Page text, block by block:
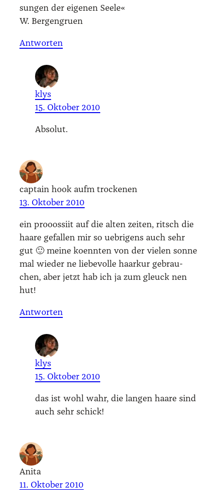
sun­gen der eige­nen See­le«
W. Ber­gen­gruen
Antworten
klys
15. Oktober 2010
Abso­lut.
captain hook aufm trockenen
13. Oktober 2010
ein prooos­si­it auf die alten zei­ten, rit­sch die
haa­re gefal­len mir so ueb­ri­gens auch sehr
gut 🙂 mei­ne koenn­ten von der vie­len son­ne
mal wie­der ne lie­be­vol­le haar­kur gebrau­
chen, aber jetzt hab ich ja zum gleuck nen
hut!
Antworten
klys
15. Oktober 2010
das ist wohl wahr, die lan­gen haa­re sind
auch sehr schick!
Anita
11. Oktober 2010